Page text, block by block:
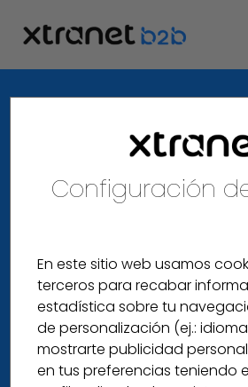
Configuración
En este sitio web usamos
terceros para recabar
estadística sobre tu
de personalización (ej.:
mostrarte publicidad
en tus preferencias teniendo